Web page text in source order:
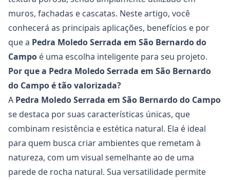
muros, fachadas e cascatas. Neste artigo, você
conhecerá as principais aplicações, benefícios e por
que a Pedra Moledo Serrada em São Bernardo do
Campo é uma escolha inteligente para seu projeto.
Por que a Pedra Moledo Serrada em São Bernardo
do Campo é tão valorizada?
A Pedra Moledo Serrada em São Bernardo do Campo
se destaca por suas características únicas, que
combinam resistência e estética natural. Ela é ideal
para quem busca criar ambientes que remetam à
natureza, com um visual semelhante ao de uma
parede de rocha natural. Sua versatilidade permite